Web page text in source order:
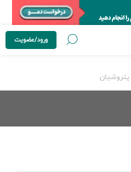
ورود/عضویت
پتروشیان